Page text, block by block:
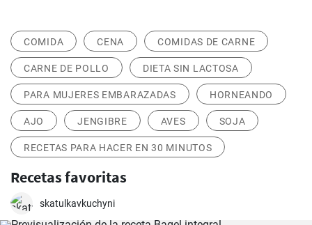
COMIDA CENA COMIDAS DE CARNE
CARNE DE POLLO DIETA SIN LACTOSA
PARA MUJERES EMBARAZADAS HORNEANDO
AJO JENGIBRE AVES SOJA
RECETAS PARA HACER EN 30 MINUTOS
Recetas favoritas
skatulkavkuchyni